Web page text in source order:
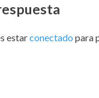
estarconectado para